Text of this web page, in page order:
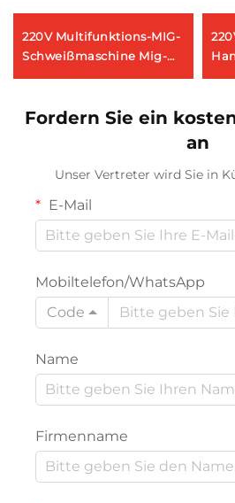
220V Multifunktions-MIG-
Schweißmaschine Mig-
Synergetische
Fordern Sie ein
an
Unser Vertreter wird Sie in
E-Mail
Mobiltelefon/WhatsApp
Code
Name
Firmenname